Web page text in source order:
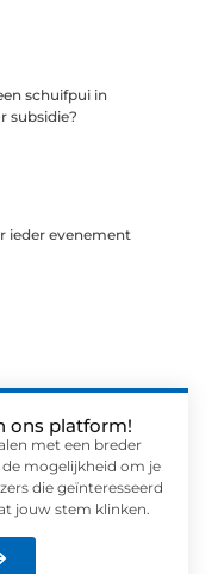
schuifpui in
subsidie?
ieder evenement
ons platform!
met een breder
mogelijkheid om je
die geïnteresseerd
jouw stem klinken.